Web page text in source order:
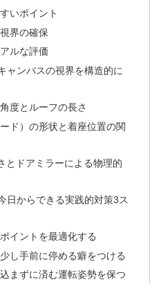
いポイント
界の確保
ルな評価
ャンバスの視界を構造的に
度とルーフの長さ
ド）の形状と着座位置の関
とドアミラーによる物理的
日からできる実践的対策3ス
イントを最適化する
し手前に停める癖をつける
まずに済む運転姿勢を保つ